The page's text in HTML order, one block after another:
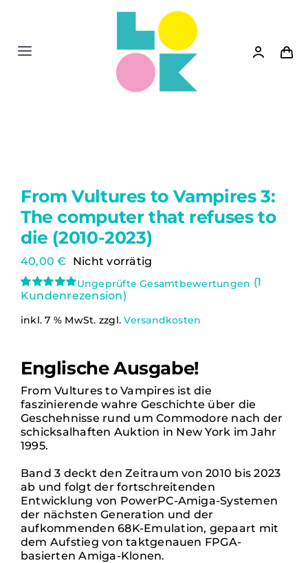
Toggle
Bücher
Verlag
Kontakt
English
From Vultures to Vampires 3:
The computer that refuses to
die (2010-2023)
40,00€ Nicht vorrätig
Bewertet
5, basierend
1
Ungeprüfte Gesamtbewertungen (1
Kundenrezension)
inkl. 7 % MwSt. zzgl.Versandkosten
Englische Ausgabe!
From Vultures to Vampires ist die
faszinierende wahre Geschichte über die
Geschehnisse rund um Commodore nach der
schicksalhaften Auktion in New York im Jahr
1995.
Band 3 deckt den Zeitraum von 2010 bis 2023
ab und folgt der fortschreitenden
Entwicklung von PowerPC-Amiga-Systemen
der nächsten Generation und der
aufkommenden 68K-Emulation, gepaart mit
dem Aufstieg von taktgenauen FPGA-
basierten Amiga-Klonen.